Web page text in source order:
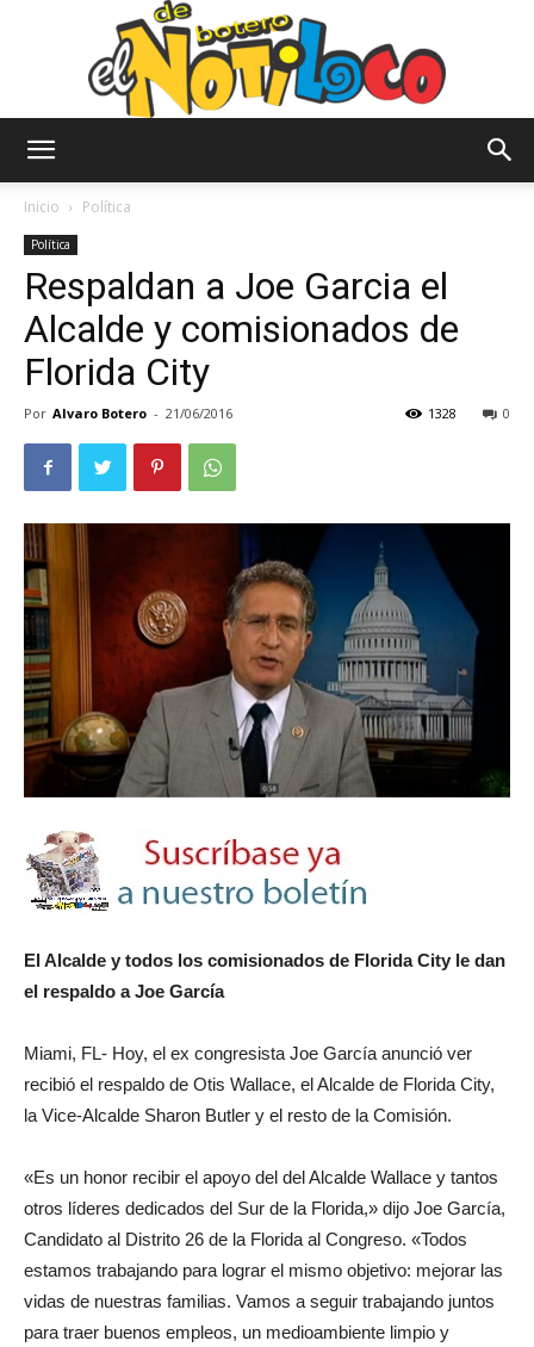
Notiloco
Inicio Política
Política
Respaldan a Joe Garcia el
Alcalde y comisionados de
Florida City
Por Alvaro Botero - 21/06/2016 0
1328
El Alcalde y todos los comisionados de Florida City le dan
el respaldo a Joe García
Miami, FL- Hoy, el ex congresista Joe García anunció ver
recibió el respaldo de Otis Wallace, el Alcalde de Florida City,
la Vice-Alcalde Sharon Butler y el resto de la Comisión.
«Es un honor recibir el apoyo del del Alcalde Wallace y tantos
otros líderes dedicados del Sur de la Florida,» dijo Joe García,
Candidato al Distrito 26 de la Florida al Congreso. «Todos
estamos trabajando para lograr el mismo objetivo: mejorar las
vidas de nuestras familias. Vamos a seguir trabajando juntos
para traer buenos empleos, un medioambiente limpio y